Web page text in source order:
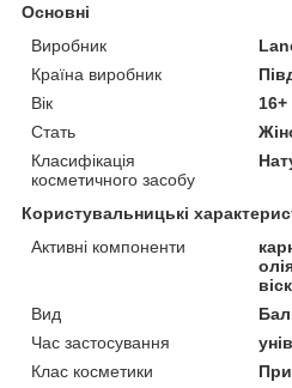
Основні
Виробник
Країна виробник
Вік
16+
Стать
Класифікація
косметичного засобу
Користувальницькі
Активні компоненти
віск
Вид
Час застосування
Клас косметики